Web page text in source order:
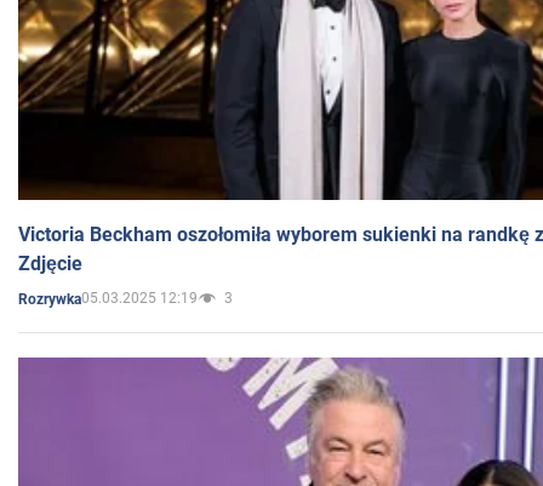
Victoria Beckham oszołomiła wyborem sukienki na randkę
Zdjęcie
Rozrywka05.03.2025 12:19 3